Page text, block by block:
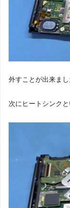
外すことが出来まし
次にヒートシンク